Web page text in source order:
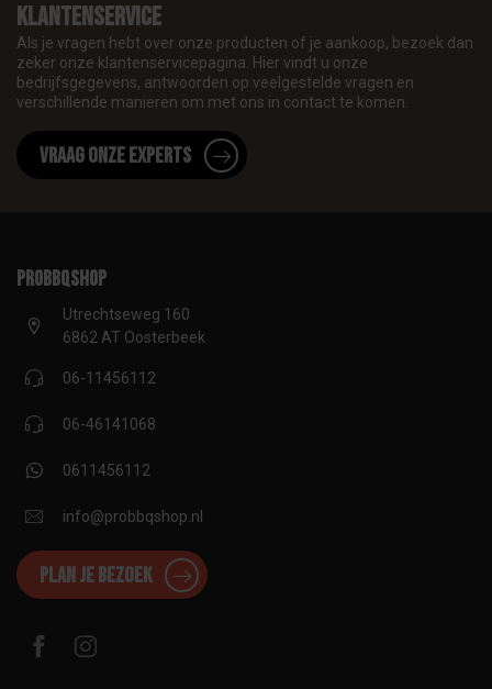
Klantenservice
Als je vragen hebt over onze producten of je aankoop, bezoek dan
zeker onze klantenservicepagina. Hier vindt u onze
bedrijfsgegevens, antwoorden op veelgestelde vragen en
verschillende manieren om met ons in contact te komen.
Vraag onze experts
proBBQshop
Utrechtseweg 160
6862 AT Oosterbeek
06-11456112
06-46141068
0611456112
info@probbqshop.nl
Plan je bezoek